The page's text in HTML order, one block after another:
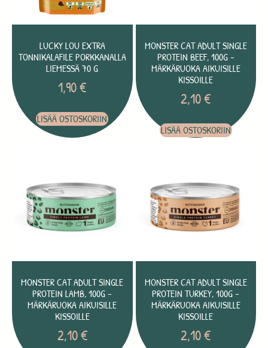
LUCKY LOU EXTRA
TONNIKALAFILE PORKKANALLA
LIEMESSÄ 70 G
1,90€
LISÄÄ OSTOSKORIIN
MONSTER CAT ADULT SINGLE
PROTEIN BEEF, 100G –
MÄRKÄRUOKA AIKUISILLE
KISSOILLE
2,10€
LISÄÄ OSTOSKORIIN
MONSTER CAT ADULT SINGLE
PROTEIN LAMB, 100G –
MÄRKÄRUOKA AIKUISILLE
KISSOILLE
2,10€
MONSTER CAT ADULT SINGLE
PROTEIN TURKEY, 100G –
MÄRKÄRUOKA AIKUISILLE
KISSOILLE
2,10€